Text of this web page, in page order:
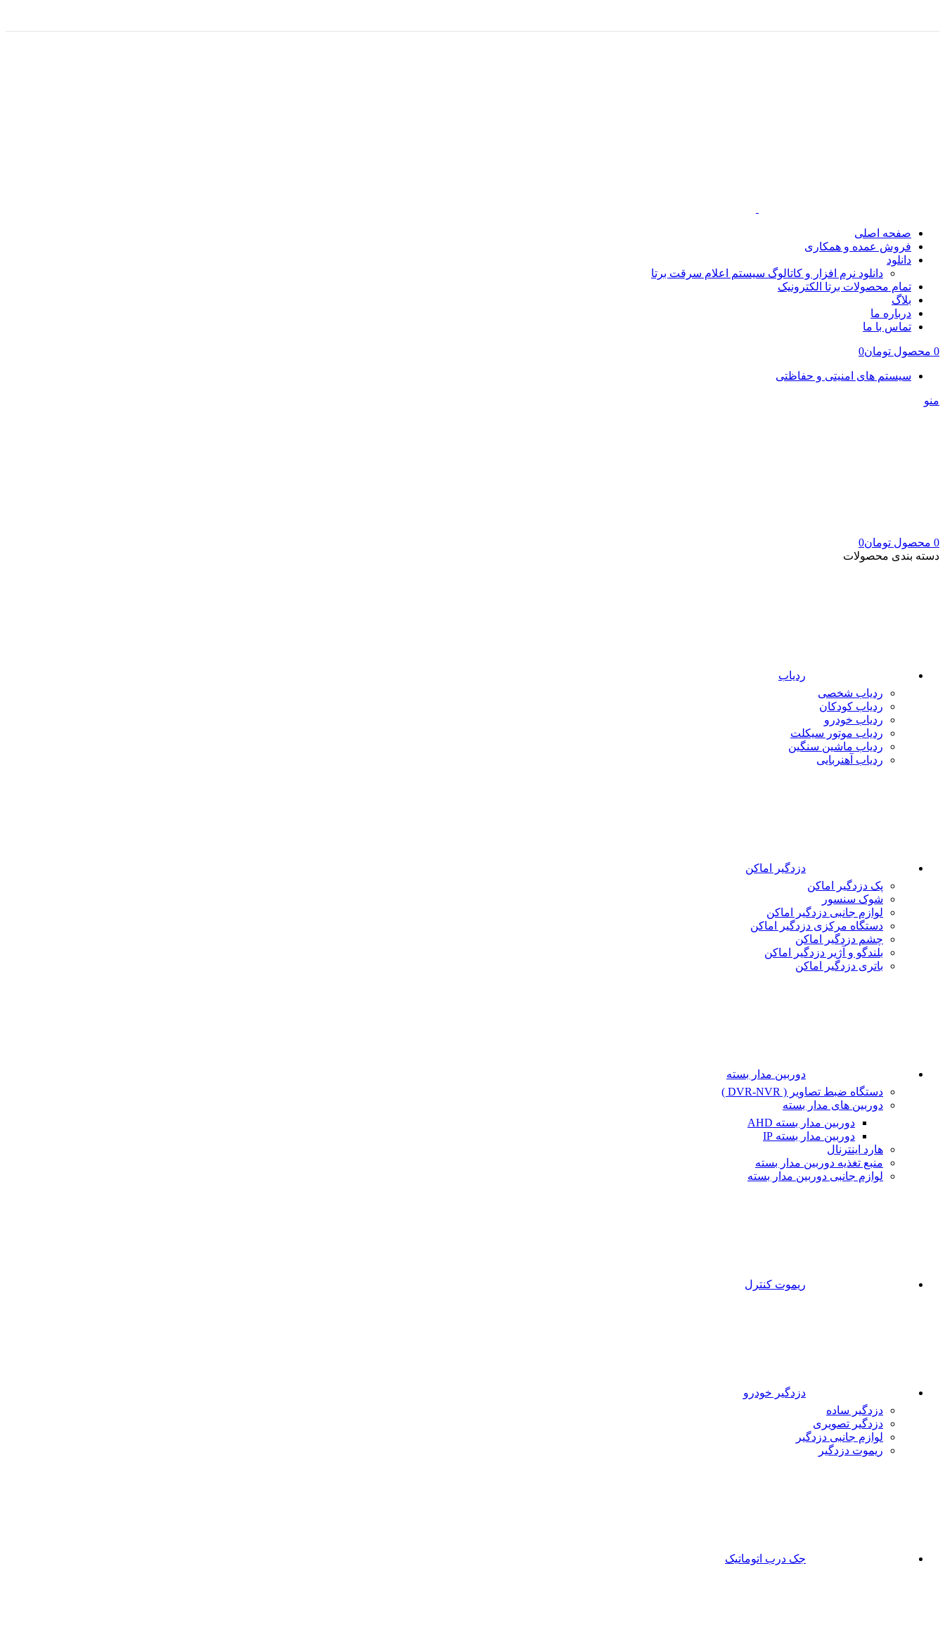
صفحه اصلی
فروش عمده و همکاری
دانلود
دانلود نرم افزار و کاتالوگ سیستم اعلام سرقت برتا
تمام محصولات برتا الکترونیک
بلاگ
درباره ما
تماس با ما
0 محصول تومان0
سیستم های امنیتی و حفاظتی
منو
0 محصول تومان0
دسته بندی محصولات
ردیاب
ردیاب شخصی
ردیاب کودکان
ردیاب خودرو
ردیاب موتور سیکلت
ردیاب ماشین سنگین
ردیاب آهنربایی
دزدگیر اماکن
پک دزدگیر اماکن
شوک سنسور
لوازم جانبی دزدگیر اماکن
دستگاه مرکزی دزدگیر اماکن
چشم دزدگیر اماکن
بلندگو و آژیر دزدگیر اماکن
باتری دزدگیر اماکن
دوربین مدار بسته
دستگاه ضبط تصاویر ( DVR-NVR )
دوربین های مدار بسته
دوربین مدار بسته AHD
دوربین مدار بسته IP
هارد اینترنال
منبع تغذیه دوربین مدار بسته
لوازم جانبی دوربین مدار بسته
ریموت کنترل
دزدگیر خودرو
دزدگیر ساده
دزدگیر تصویری
لوازم جانبی دزدگیر
ریموت دزدگیر
جک درب اتوماتیک